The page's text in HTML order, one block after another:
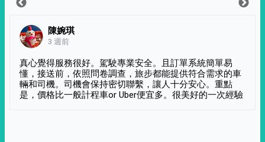
陳婉琪
3 週前
真心覺得服務很好。駕駛專業安全。且訂單系統簡單易
懂，接送前，依照問卷調查，旅步都能提供符合需求的車
輛和司機。司機會保持密切聯繫，讓人十分安心。重點
是，價格比一般計程車or Uber便宜多。很美好的一次經驗